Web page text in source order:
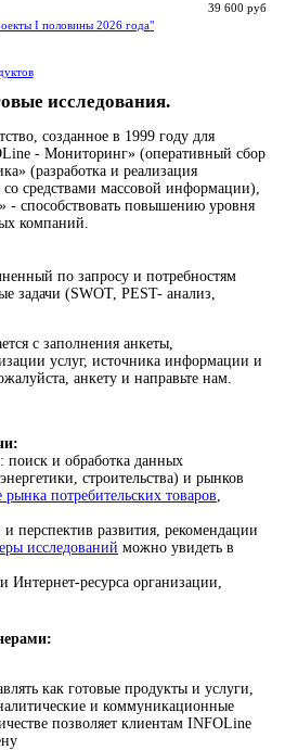
39 600 руб
I половины 2026 года"
исследования.
созданное в 1999 году для
- Мониторинг» (оперативный сбор
(разработка и реализация
средствами массовой информации),
способствовать повышению уровня
компаний.
по запросу и потребностям
задачи (SWOT, PEST- анализ,
с заполнения анкеты,
услуг, источника информации и
анкету и направьте нам.
поиск и обработка данных
строительства) и рынков
рынка потребительских товаров
перспектив развития, рекомендации
исследований можно увидеть в
ресурса организации,
как готовые продукты и услуги,
и коммуникационные
позволяет клиентам INFOLine